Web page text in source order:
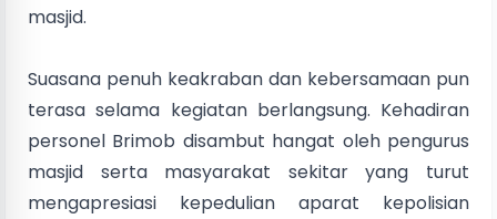
masjid.
Suasana penuh keakraban dan kebersamaan pun
terasa selama kegiatan berlangsung. Kehadiran
personel Brimob disambut hangat oleh pengurus
masjid serta masyarakat sekitar yang turut
mengapresiasi kepedulian aparat kepolisian